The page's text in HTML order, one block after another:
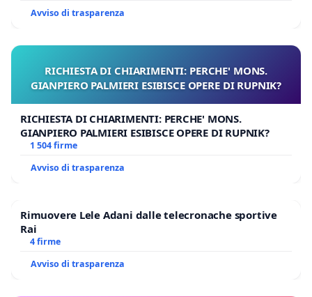
Avviso di trasparenza
RICHIESTA DI CHIARIMENTI: PERCHE' MONS.
GIANPIERO PALMIERI ESIBISCE OPERE DI RUPNIK?
RICHIESTA DI CHIARIMENTI: PERCHE' MONS.
GIANPIERO PALMIERI ESIBISCE OPERE DI RUPNIK?
1 504 firme
Avviso di trasparenza
Rimuovere Lele Adani dalle telecronache sportive
Rai
4 firme
Avviso di trasparenza